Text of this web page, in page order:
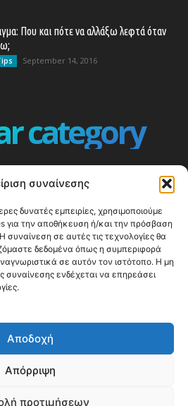
συναίνεσης
δυνατές εμπειρίες, χρησιμοποιούμε
για την αποθήκευση ή/και την πρόσβαση
σε αυτές τις τεχνολογίες θα
δεδομένα όπως η συμπεριφορά
σε αυτόν τον ιστότοπο. Η μη
ενδέχεται να επηρεάσει
Αποδοχή
Απόρριψη
προτιμήσεων
Που και πότε να αλλάξω λεφτά όταν
September 14, 2016
category
360
332
328
303
247
Traveller 2014-2025